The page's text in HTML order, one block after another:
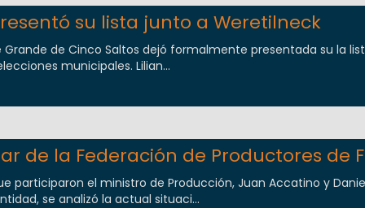
su lista junto a Weretilneck
Grande de Cinco Saltos dejó formalmente presentada su la
municipales. Lilian...
de la Federación de Productores de
participaron el ministro de Producción, Juan Accatino y
se analizó la actual situaci...